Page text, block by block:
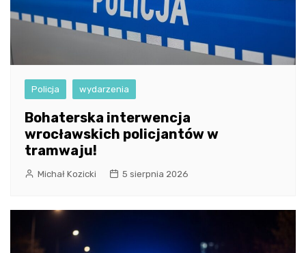
Policja wydarzenia
Bohaterska interwencja
wrocławskich policjantów w
tramwaju!
Michał Kozicki 5 sierpnia 2026